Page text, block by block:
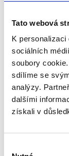
Tato webová
K
sociálních
soubory
sdílíme se
analýzy.
dalšími
získali v